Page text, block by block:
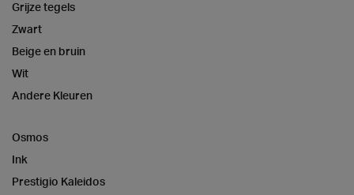
Grijze tegels
Zwart
Beige en bruin
Wit
Andere Kleuren
Osmos
Ink
Prestigio Kaleidos